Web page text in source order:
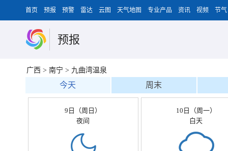
首页 预报 预警 雷达 云图 天气地图 专业产品 资讯 视频 节气
预报
广西 > 南宁 > 九曲湾温泉
今天 周末
9日（周日）
夜间
10日（周一）
白天